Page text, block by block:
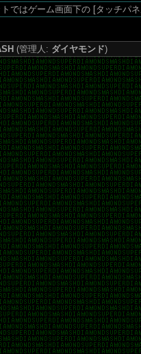
ではゲーム画面下の [タッチパ
(管理人: ダイヤモンド)